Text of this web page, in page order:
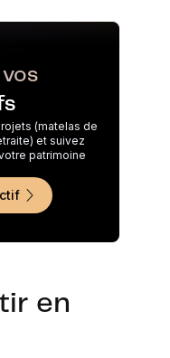
(matelas de
et suivez
patrimoine
en